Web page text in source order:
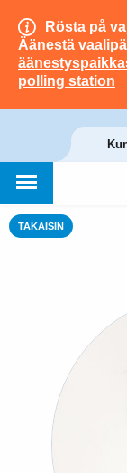
Rösta på
Äänestä
polling station
TAKAISIN